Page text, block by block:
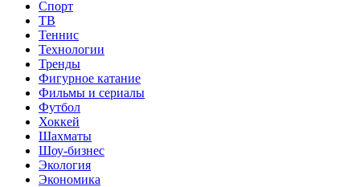
Спорт
ТВ
Теннис
Технологии
Тренды
Фигурное катание
Фильмы и сериалы
Футбол
Хоккей
Шахматы
Шоу-бизнес
Экология
Экономика